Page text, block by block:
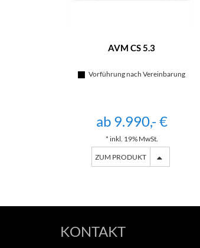
AVM CS 5.3
Vorführung nach Vereinbarung
ab 9.990,- €
* inkl. 19% MwSt.
ZUM PRODUKT
KONTAKT